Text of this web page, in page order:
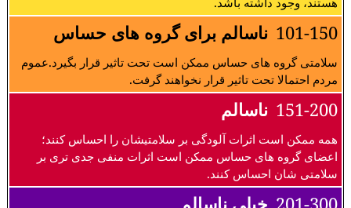
101-150 ناسالم برای گروه های حساس
سلامتی گروه های حساس ممکن است تحت تاثیر قرار بگیرد.عموم
مردم احتمالا تحت تاثیر قرار نخواهند گرفت.
151-200 ناسالم
همه ممکن است اثرات آلودگی بر سلامتیشان را احساس کنند؛
اعضای گروه های حساس ممکن است اثرات منفی جدی تری بر
سلامتی شان احساس کنند.